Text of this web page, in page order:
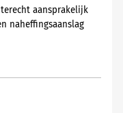
terecht aansprakelijk
naheffingsaanslag